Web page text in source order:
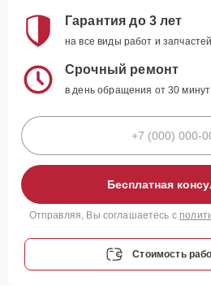
Гарантия до 3 лет
на все виды работ и запчастей
Срочный ремонт
в день обращения от 30 минут
Бесплатная
Отправляя, Вы соглашаетесь с
Стоимость